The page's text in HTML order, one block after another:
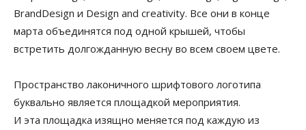
BrandDesign и Design and creativity. Все они в конце
марта объединятся под одной крышей, чтобы
встретить долгожданную весну во всем своем цвете.
Пространство лаконичного шрифтового логотипа
буквально является площадкой мероприятия.
И эта площадка изящно меняется под каждую из